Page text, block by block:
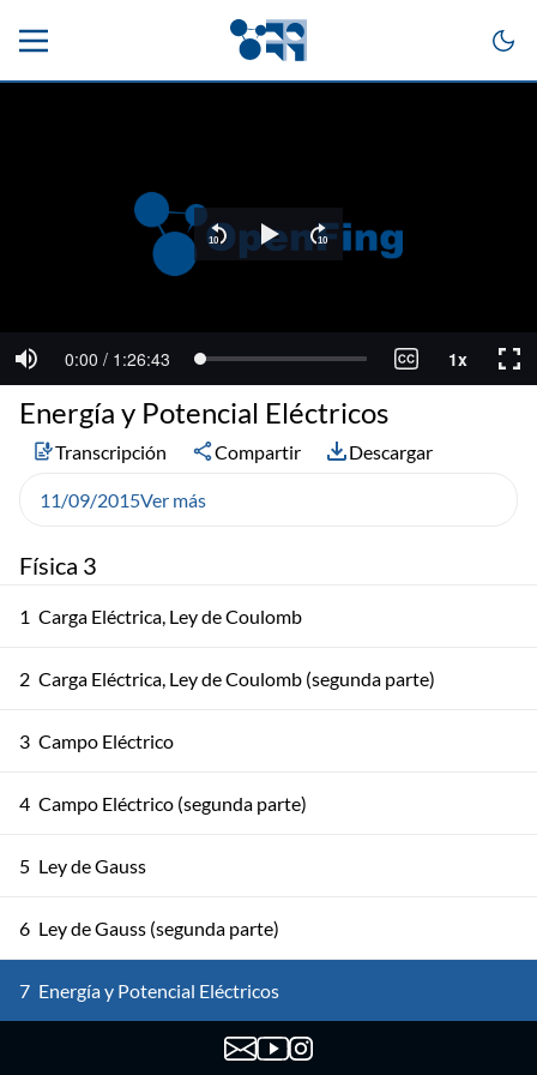
Física 3
1 Carga Eléctrica, Ley de Coulomb
2 Carga Eléctrica, Ley de Coulomb (segunda parte)
3 Campo Eléctrico
4 Campo Eléctrico (segunda parte)
5 Ley de Gauss
6 Ley de Gauss (segunda parte)
7 Energía y Potencial Eléctricos
Energía y Potencial Eléctricos (segunda parte)
Energía y Potencial Eléctricos
Transcripción Compartir Descargar
11/09/2015Ver más